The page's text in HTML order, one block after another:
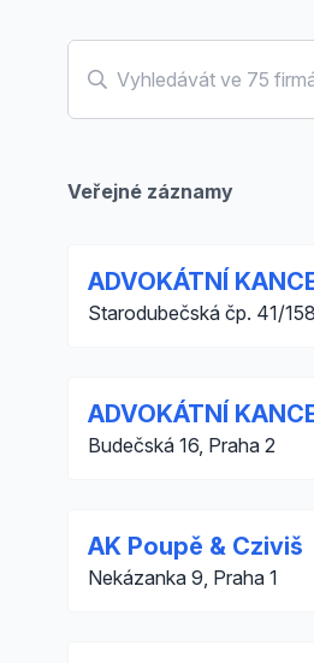
Veřejné záznamy
ADVOKÁTNÍ
Starodubečská čp. 41/
ADVOKÁTNÍ
Budečská 16, Praha 2
AK Poupě & Cziviš
Nekázanka 9, Praha 1